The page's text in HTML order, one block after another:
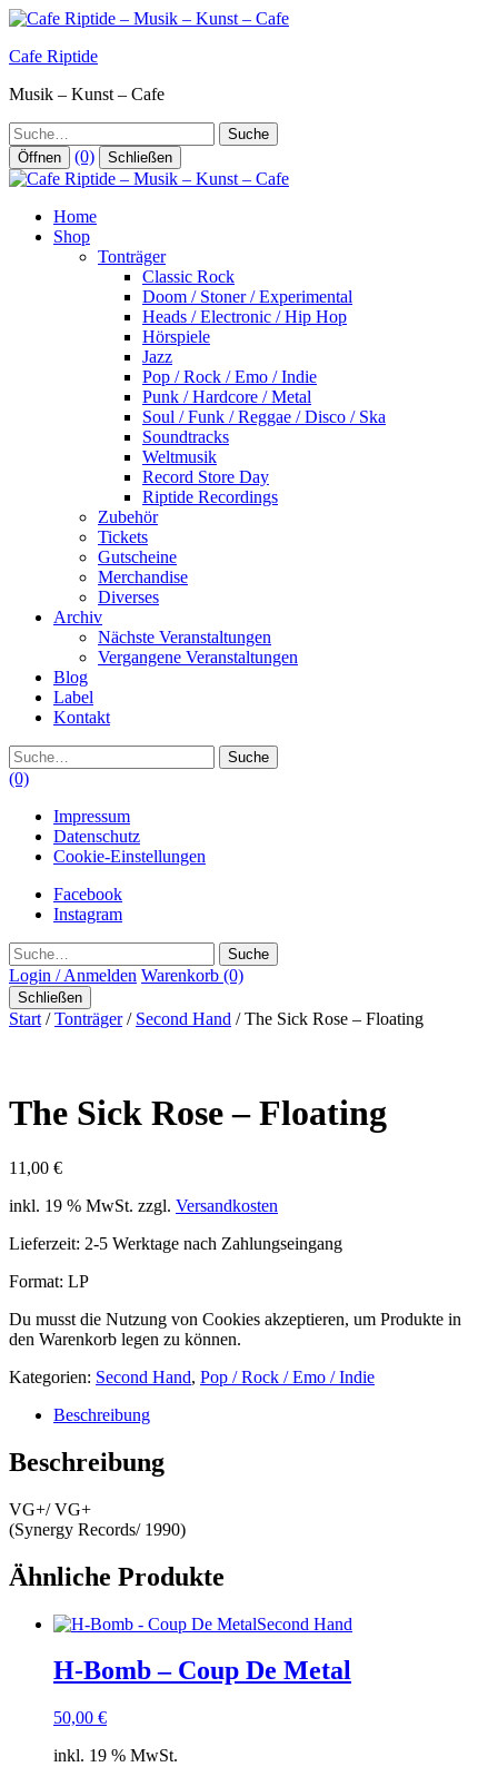
Zum
springen
Cafe Riptide
Musik – Kunst – Cafe
Suche
Öffnen (0) Schließen
Home
Shop
Tonträger
Classic Rock
Doom / Stoner / Experimental
Heads / Electronic / Hip Hop
Hörspiele
Jazz
Pop / Rock / Emo / Indie
Punk / Hardcore / Metal
Soul / Funk / Reggae / Disco / Ska
Soundtracks
Weltmusik
Record Store Day
Riptide Recordings
Zubehör
Tickets
Gutscheine
Merchandise
Diverses
Archiv
Nächste Veranstaltungen
Vergangene Veranstaltungen
Blog
Label
Kontakt
Suche
(0)
Impressum
Datenschutz
Cookie-Einstellungen
Facebook
Instagram
Suche
Login / Anmelden Warenkorb (0)
Schließen
Start /Tonträger/ Second Hand / The Sick Rose – Floating
The Sick Rose – Floating
11,00 €
inkl. 19 % MwSt. zzgl. Versandkosten
Lieferzeit: 2-5 Werktage nach Zahlungseingang
Format: LP
Du musst die Nutzung von Cookies akzeptieren, um Produkte in
den Warenkorb legen zu können.
Kategorien: Second Hand, Pop / Rock / Emo / Indie
Beschreibung
Beschreibung
VG+/ VG+
(Synergy Records/ 1990)
Ähnliche Produkte
Second Hand
H-Bomb – Coup De Metal
50,00 €
inkl. 19 % MwSt.